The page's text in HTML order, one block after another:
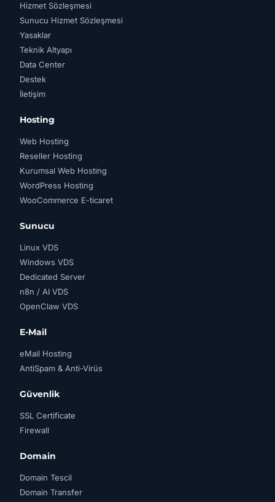
Hizmet Sözleşmesi
Sunucu Hizmet Sözleşmesi
Yasaklar
Teknik Altyapı
Data Center
Destek
İletişim
Hosting
Web Hosting
Reseller Hosting
Kurumsal Web Hosting
WordPress Hosting
WooCommerce E-ticaret
Sunucu
Linux VDS
Windows VDS
Dedicated Server
n8n / AI VDS
OpenClaw VDS
E-Mail
eMail Hosting
AntiSpam & Anti-Virüs
Güvenlik
SSL Certificate
Firewall
Domain
Domain Tescil
Domain Transfer